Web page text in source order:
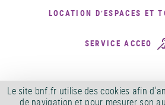
LOCATION D’ESPACES ET
SERVICE ACCEO
Le site bnf.fr utilise des cookies afin
de navigation et pour mesurer son